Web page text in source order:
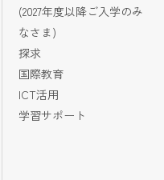
(2027年度以降ご入学のみ
なさま)
探求
国際教育
ICT活用
学習サポート